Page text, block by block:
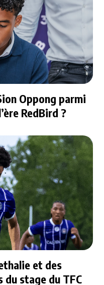
Oppong parmi
RedBird ?
et des
du stage du TFC